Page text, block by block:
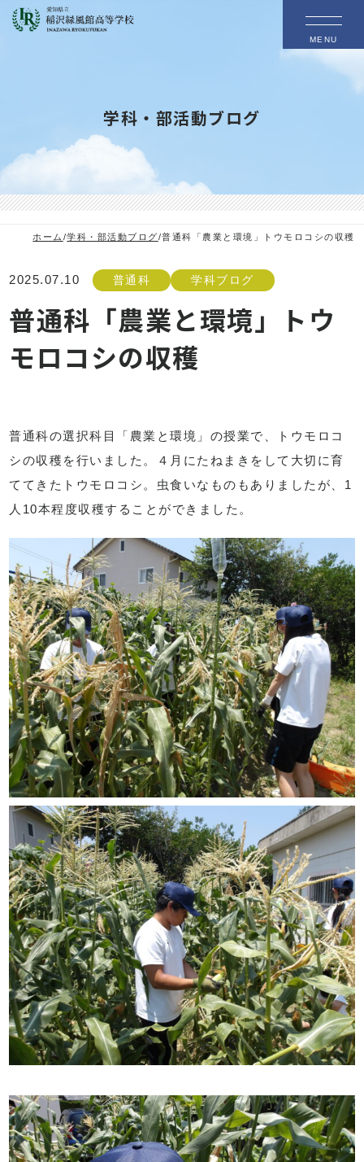
MENU
学科・部活動ブログ
ホーム /学科・部活動ブログ/普通科「農業と環境」トウモロコシの収穫
2025.07.10 普通科 学科ブログ
普通科「農業と環境」トウ
モロコシの収穫
普通科の選択科目「農業と環境」の授業で、トウモロコ
シの収穫を行いました。４月にたねまきをして大切に育
ててきたトウモロコシ。虫食いなものもありましたが、1
人10本程度収穫することができました。